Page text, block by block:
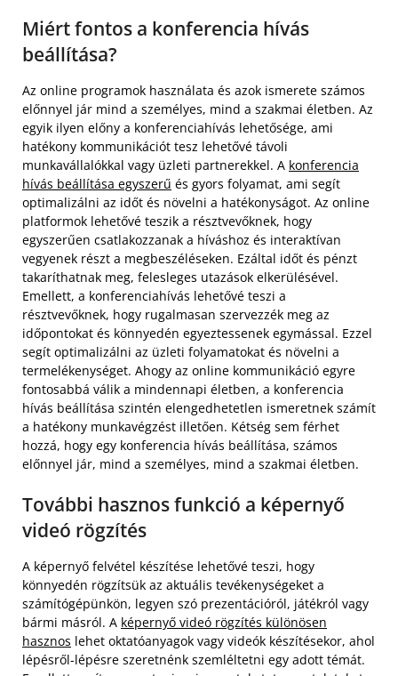
Miért fontos a konferencia hívás
beállítása?
Az online programok használata és azok ismerete számos
előnnyel jár mind a személyes, mind a szakmai életben. Az
egyik ilyen előny a konferenciahívás lehetősége, ami
hatékony kommunikációt tesz lehetővé távoli
munkavállalókkal vagy üzleti partnerekkel. A konferencia
hívás beállítása egyszerű és gyors folyamat, ami segít
optimalizálni az időt és növelni a hatékonyságot. Az online
platformok lehetővé teszik a résztvevőknek, hogy
egyszerűen csatlakozzanak a híváshoz és interaktívan
vegyenek részt a megbeszéléseken. Ezáltal időt és pénzt
takaríthatnak meg, felesleges utazások elkerülésével.
Emellett, a konferenciahívás lehetővé teszi a
résztvevőknek, hogy rugalmasan szervezzék meg az
időpontokat és könnyedén egyeztessenek egymással. Ezzel
segít optimalizálni az üzleti folyamatokat és növelni a
termelékenységet. Ahogy az online kommunikáció egyre
fontosabbá válik a mindennapi életben, a konferencia
hívás beállítása szintén elengedhetetlen ismeretnek számít
a hatékony munkavégzést illetően. Kétség sem férhet
hozzá, hogy egy konferencia hívás beállítása, számos
előnnyel jár, mind a személyes, mind a szakmai életben.
További hasznos funkció a képernyő
videó rögzítés
A képernyő felvétel készítése lehetővé teszi, hogy
könnyedén rögzítsük az aktuális tevékenységeket a
számítógépünkön, legyen szó prezentációról, játékról vagy
bármi másról. A képernyő videó rögzítés különösen
hasznos lehet oktatóanyagok vagy videók készítésekor, ahol
lépésről-lépésre szeretnénk szemléltetni egy adott témát.